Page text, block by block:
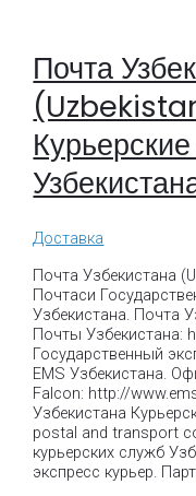
Почта
Доставка
Почта Узбекистана
Почтаси
Узбекистана. Почта
Почты Узбекистана:
Государственный
EMS Узбекистана.
Falcon: http://
Узбекистана
postal and transport
курьерских служб
экспресс курьер.